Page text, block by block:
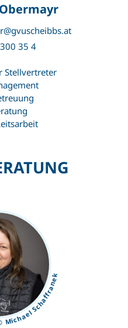
35 4
Stellvertreter
Schaffranek